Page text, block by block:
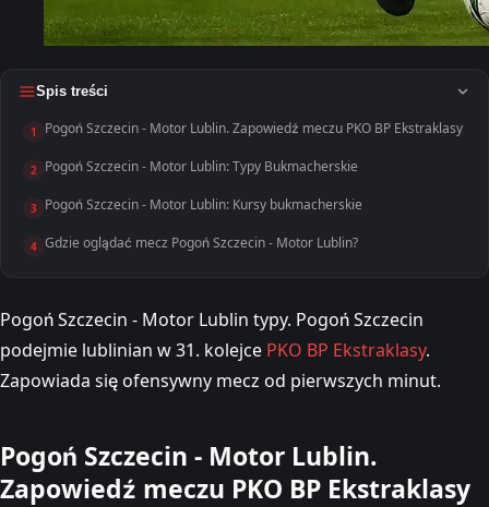
Spis treści
1 Pogoń Szczecin - Motor Lublin. Zapowiedź meczu PKO BP Ekstraklasy
2 Pogoń Szczecin - Motor Lublin: Typy Bukmacherskie
3 Pogoń Szczecin - Motor Lublin: Kursy bukmacherskie
4 Gdzie oglądać mecz Pogoń Szczecin - Motor Lublin?
Pogoń Szczecin - Motor Lublin typy. Pogoń Szczecin
podejmie lublinian w 31. kolejce PKO BP Ekstraklasy.
Zapowiada się ofensywny mecz od pierwszych minut.
Pogoń Szczecin - Motor Lublin.
Zapowiedź meczu PKO BP Ekstraklasy